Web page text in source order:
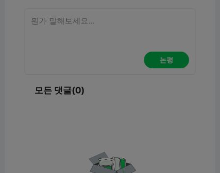
논평
모든 댓글(0)